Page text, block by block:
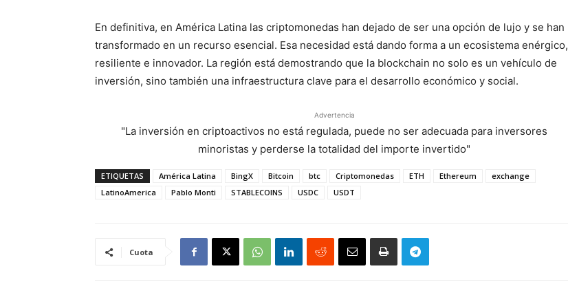
En definitiva, en América Latina las criptomonedas han dejado de ser una opción de lujo y se han
transformado en un recurso esencial. Esa necesidad está dando forma a un ecosistema enérgico,
resiliente e innovador. La región está demostrando que la blockchain no solo es un vehículo de
inversión, sino también una infraestructura clave para el desarrollo económico y social.
Advertencia
"La inversión en criptoactivos no está regulada, puede no ser adecuada para inversores
minoristas y perderse la totalidad del importe invertido"
ETIQUETAS América Latina BingX Bitcoin btc Criptomonedas ETH Ethereum
exchange
LatinoAmerica
Pablo Monti STABLECOINS USDC USDT
Cuota